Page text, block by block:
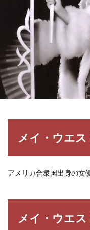
メイ・ウエス
アメリカ合衆国出身の女優
メイ・ウエ